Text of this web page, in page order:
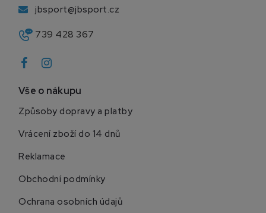
jbsport@jbsport.cz
739 428 367
Vše o nákupu
Způsoby dopravy a platby
Vrácení zboží do 14 dnů
Reklamace
Obchodní podmínky
Ochrana osobních údajů